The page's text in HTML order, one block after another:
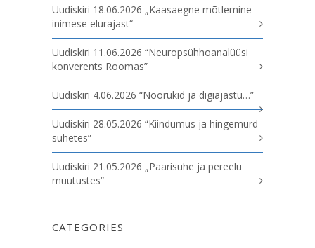
Uudiskiri 18.06.2026 „Kaasaegne mõtlemine
inimese elurajast“
Uudiskiri 11.06.2026 “Neuropsühhoanalüüsi
konverents Roomas”
Uudiskiri 4.06.2026 “Noorukid ja digiajastu…”
Uudiskiri 28.05.2026 “Kiindumus ja hingemurd
suhetes”
Uudiskiri 21.05.2026 „Paarisuhe ja pereelu
muutustes“
CATEGORIES